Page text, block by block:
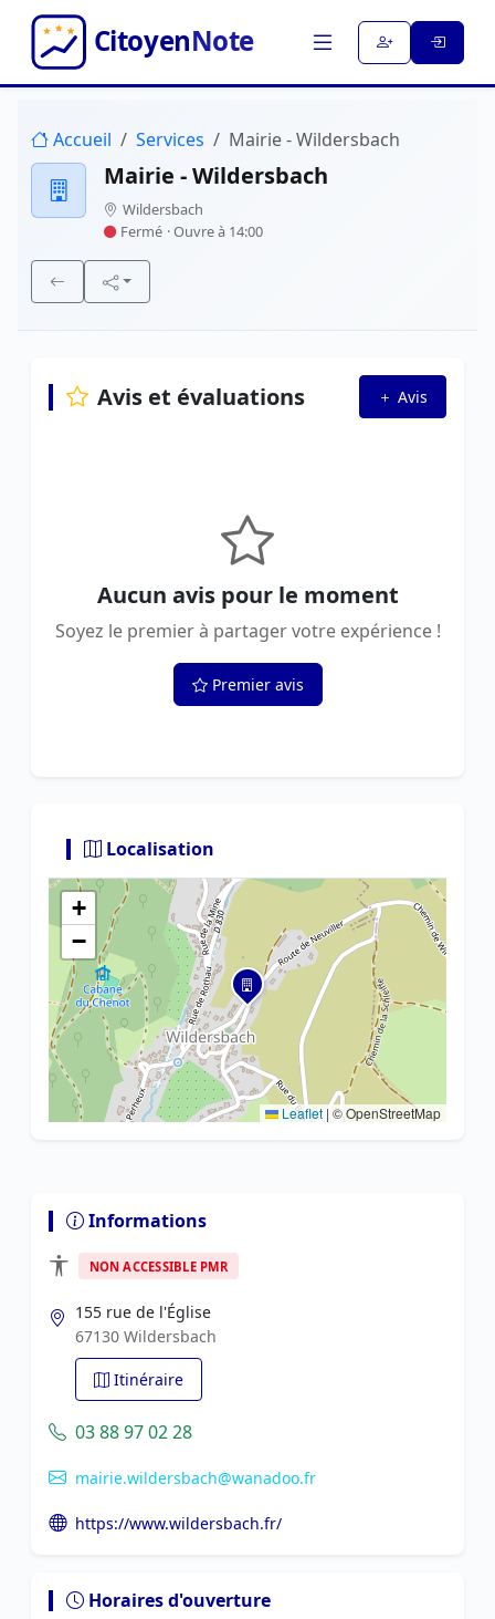
Accueil Services Mairie - Wildersbach
Mairie - Wildersbach
Wildersbach
Fermé · Ouvre à 14:00
Avis et évaluations Avis
Aucun avis pour le moment
Soyez le premier à partager votre expérience !
Premier avis
Localisation
+
−
Leaflet | © OpenStreetMap
Informations
NON ACCESSIBLE PMR
155 rue de l'Église
67130 Wildersbach
Itinéraire
03 88 97 02 28
mairie.wildersbach@wanadoo.fr
https://www.wildersbach.fr/
Horaires d'ouverture